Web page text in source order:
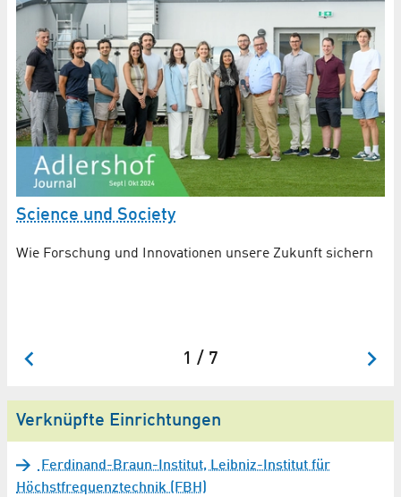
Science und Society
Wie Forschung und Innovationen unsere Zukunft sichern
1 / 7
Verknüpfte Einrichtungen
Ferdinand-Braun-Institut, Leibniz-Institut für
Höchstfrequenztechnik (FBH)